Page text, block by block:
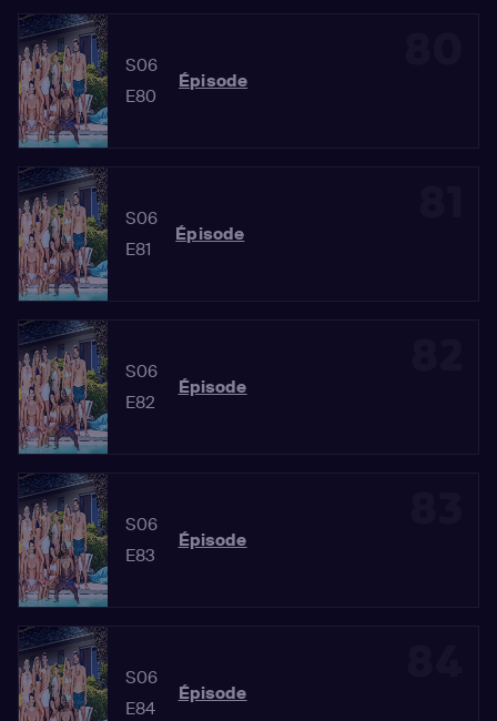
S06
E80
Épisode
S06
E81
Épisode
S06
E82
Épisode
S06
E83
Épisode
S06
E84
Épisode